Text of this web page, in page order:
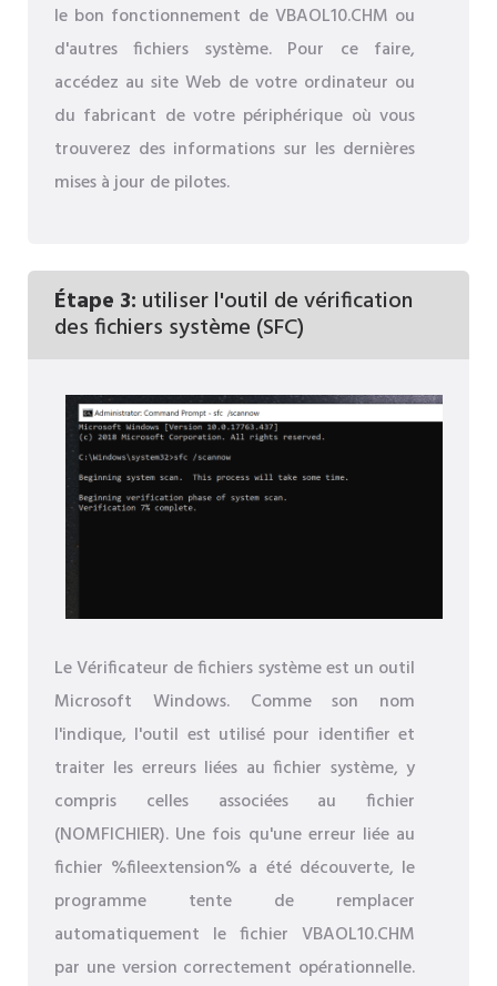
le bon fonctionnement de VBAOL10.CHM ou
d'autres fichiers système. Pour ce faire,
accédez au site Web de votre ordinateur ou
du fabricant de votre périphérique où vous
trouverez des informations sur les dernières
mises à jour de pilotes.
Étape 3: utiliser l'outil de vérification
des fichiers système (SFC)
Le Vérificateur de fichiers système est un outil
Microsoft Windows. Comme son nom
l'indique, l'outil est utilisé pour identifier et
traiter les erreurs liées au fichier système, y
compris celles associées au fichier
(NOMFICHIER). Une fois qu'une erreur liée au
fichier %fileextension% a été découverte, le
programme tente de remplacer
automatiquement le fichier VBAOL10.CHM
par une version correctement opérationnelle.